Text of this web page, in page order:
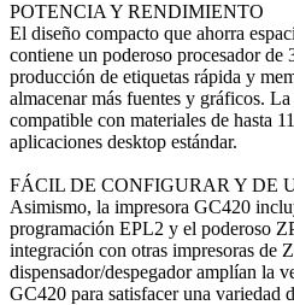
POTENCIA Y RENDIMIENTO
El diseño compacto que ahorra
contiene un poderoso procesador de
producción de etiquetas rápida y
almacenar más fuentes y gráficos.
compatible con materiales de hasta
aplicaciones desktop estándar.
FÁCIL DE CONFIGURAR Y DE
Asimismo, la impresora GC420
programación EPL2 y el poderoso
integración con otras impresoras de
dispensador/despegador amplían la
GC420 para satisfacer una variedad